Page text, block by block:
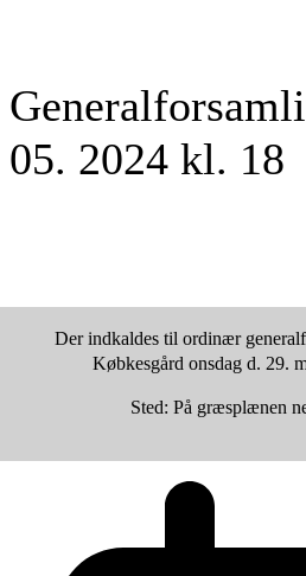
05. 2024 kl. 18
Der indkaldes til ordinær
Købkesgård onsdag d. 29.
Sted: På græsplænen